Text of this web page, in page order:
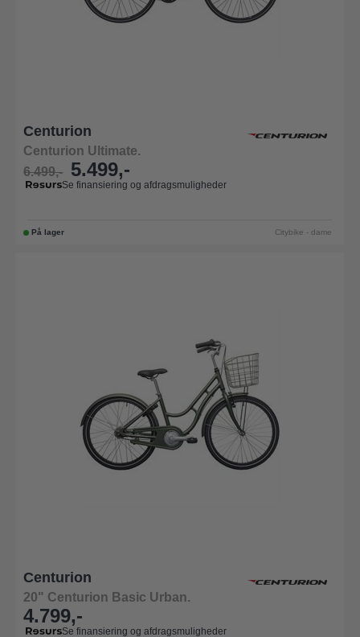
Centurion
Centurion Ultimate.
6.499,-
5.499,-
Se finansiering og afdragsmuligheder
På lager Citybike - dame
Centurion
20" Centurion Basic Urban.
4.799,-
Se finansiering og afdragsmuligheder